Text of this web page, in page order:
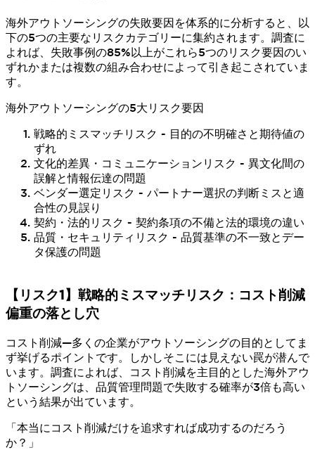
海外アウトソーシングの失敗要因を体系的に分析すると、以
下の5つの主要なリスクカテゴリーに集約されます。調査に
よれば、失敗事例の85%以上がこれら5つのリスク要因のい
ずれかまたは複数の組み合わせによって引き起こされていま
す。
海外アウトソーシングの5大リスク要因
戦略的ミスマッチリスク - 目的の不明確さと期待値の
ずれ
文化的差異・コミュニケーションリスク - 異文化間の
誤解と情報伝達の問題
ベンダー選定リスク - パートナー選択の判断ミスと適
合性の見誤り
契約・法的リスク - 契約条項の不備と法的環境の違い
品質・セキュリティリスク - 品質基準の不一致とデー
タ保護の問題
【リスク1】戦略的ミスマッチリスク：コスト削減
偏重の落とし穴
コスト削減—多くの企業がアウトソーシングの目的としてま
ず挙げるポイントです。しかしそこには見えない罠が潜んで
います。調査によれば、コスト削減を主目的とした海外アウ
トソーシングは、品質管理問題で失敗する確率が3倍も高い
という結果が出ています。
「本当にコスト削減だけを追求すれば成功するのだろう
か？」